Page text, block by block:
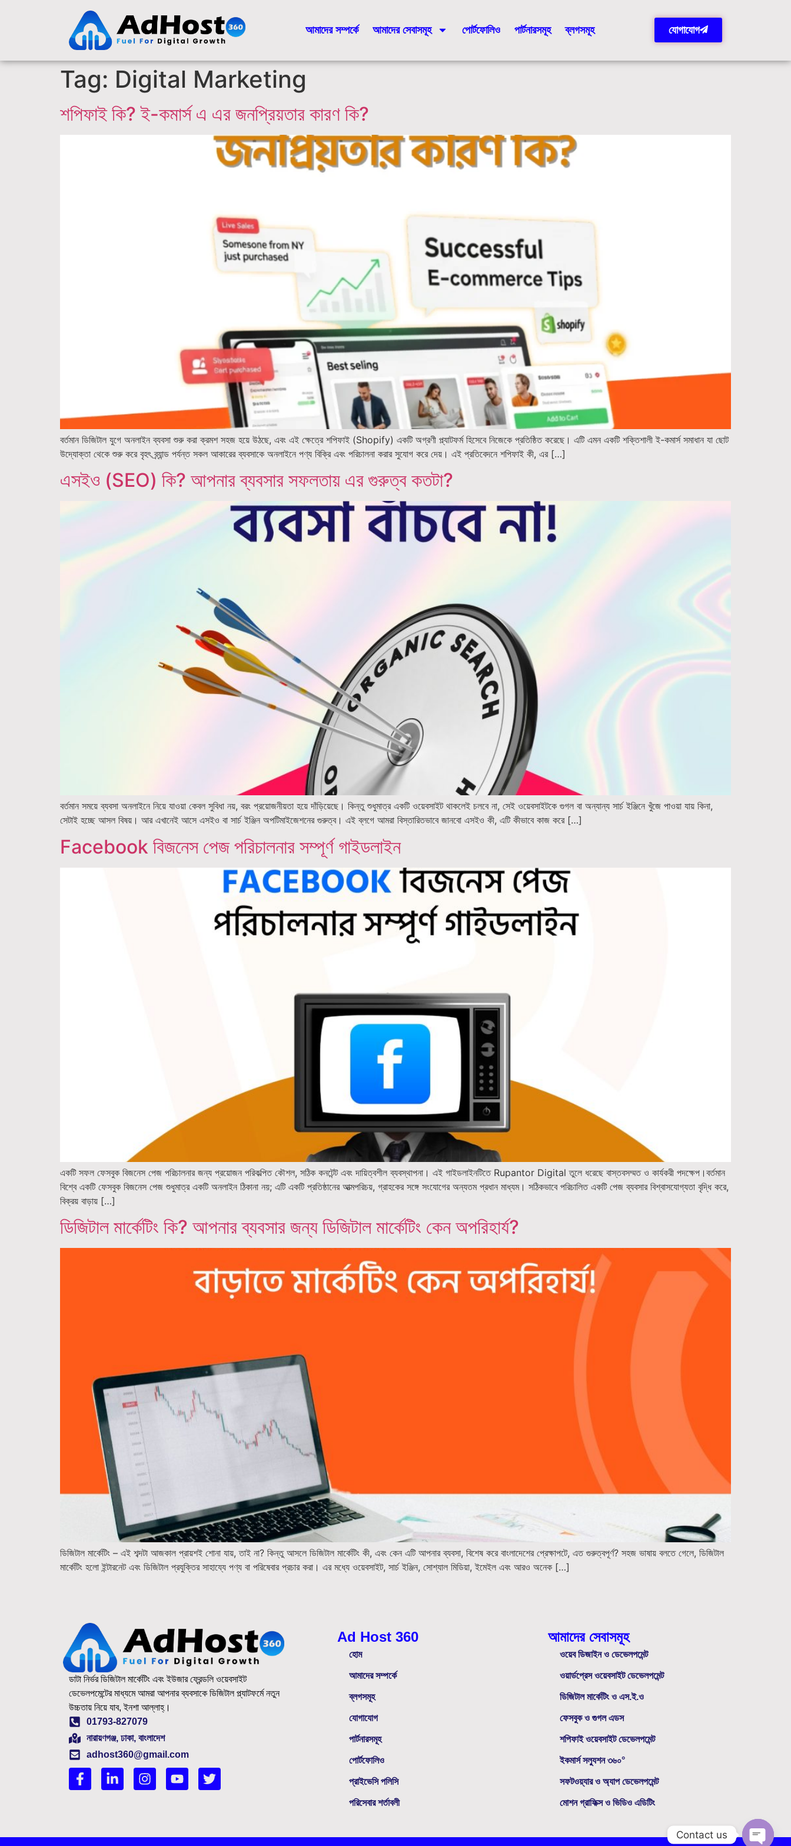
আমাদের সম্পর্কে আমাদের সেবাসমূহ পোর্টফোলিও পার্টনারসমূহ ব্লগসমূহ যোগাযোগ
Tag: Digital Marketing
শপিফাই কি? ই-কমার্স এ এর জনপ্রিয়তার কারণ কি?
বর্তমান ডিজিটাল যুগে অনলাইন ব্যবসা শুরু করা ক্রমশ সহজ হয়ে উঠছে, এবং এই ক্ষেত্রে শপিফাই (Shopify) একটি অগ্রণী প্ল্যাটফর্ম হিসেবে নিজেকে প্রতিষ্ঠিত করেছে। এটি এমন একটি শক্তিশালী ই-কমার্স সমাধান যা ছোট
উদ্যোক্তা থেকে শুরু করে বৃহৎ ব্র্যান্ড পর্যন্ত সকল আকারের ব্যবসাকে অনলাইনে পণ্য বিক্রি এবং পরিচালনা করার সুযোগ করে দেয়। এই প্রতিবেদনে শপিফাই কী, এর […]
এসইও (SEO) কি? আপনার ব্যবসার সফলতায় এর গুরুত্ব কতটা?
বর্তমান সময়ে ব্যবসা অনলাইনে নিয়ে যাওয়া কেবল সুবিধা নয়, বরং প্রয়োজনীয়তা হয়ে দাঁড়িয়েছে। কিন্তু শুধুমাত্র একটি ওয়েবসাইট থাকলেই চলবে না, সেই ওয়েবসাইটকে গুগল বা অন্যান্য সার্চ ইঞ্জিনে খুঁজে পাওয়া যায় কিনা,
সেটাই হচ্ছে আসল বিষয়। আর এখানেই আসে এসইও বা সার্চ ইঞ্জিন অপটিমাইজেশনের গুরুত্ব। এই ব্লগে আমরা বিস্তারিতভাবে জানবো এসইও কী, এটি কীভাবে কাজ করে […]
Facebook বিজনেস পেজ পরিচালনার সম্পূর্ণ গাইডলাইন
একটি সফল ফেসবুক বিজনেস পেজ পরিচালনার জন্য প্রয়োজন পরিকল্পিত কৌশল, সঠিক কনটেন্ট এবং দায়িত্বশীল ব্যবস্থাপনা। এই গাইডলাইনটিতে Rupantor Digital তুলে ধরেছে বাস্তবসম্মত ও কার্যকরী পদক্ষেপ।বর্তমান
বিশ্বে একটি ফেসবুক বিজনেস পেজ শুধুমাত্র একটি অনলাইন ঠিকানা নয়; এটি একটি প্রতিষ্ঠানের আত্মপরিচয়, গ্রাহকের সঙ্গে সংযোগের অন্যতম প্রধান মাধ্যম। সঠিকভাবে পরিচালিত একটি পেজ ব্যবসার বিশ্বাসযোগ্যতা বৃদ্ধি করে,
বিক্রয় বাড়ায় […]
ডিজিটাল মার্কেটিং কি? আপনার ব্যবসার জন্য ডিজিটাল মার্কেটিং কেন অপরিহার্য?
ডিজিটাল মার্কেটিং – এই শব্দটা আজকাল প্রায়শই শোনা যায়, তাই না? কিন্তু আসলে ডিজিটাল মার্কেটিং কী, এবং কেন এটি আপনার ব্যবসা, বিশেষ করে বাংলাদেশের প্রেক্ষাপটে, এত গুরুত্বপূর্ণ? সহজ ভাষায় বলতে গেলে, ডিজিটাল
মার্কেটিং হলো ইন্টারনেট এবং ডিজিটাল প্রযুক্তির সাহায্যে পণ্য বা পরিষেবার প্রচার করা। এর মধ্যে ওয়েবসাইট, সার্চ ইঞ্জিন, সোশ্যাল মিডিয়া, ইমেইল এবং আরও অনেক […]
ডাটা নির্ভর ডিজিটাল মার্কেটিং এবং ইউজার ফ্রেন্ডলি ওয়েবসাইট
ডেভেলপমেন্টের মাধ্যমে আমরা আপনার ব্যবসাকে ডিজিটাল প্ল্যাটফর্মে নতুন
উচ্চতায় নিয়ে যাব, ইনশা আল্লাহ্‌।
01793-827079
নারায়ণগঞ্জ, ঢাকা, বাংলাদেশ
adhost360@gmail.com
Ad Host 360
হোম
আমাদের সম্পর্কে
ব্লগসমূহ
যোগাযোগ
পার্টনারসমূহ
পোর্টফোলিও
প্রাইভেসি পলিসি
পরিসেবার শর্তাবলী
আমাদের সেবাসমূহ
ওয়েব ডিজাইন ও ডেভেলপমেন্ট
ওয়ার্ডপ্রেস ওয়েবসাইট ডেভেলপমেন্ট
ডিজিটাল মার্কেটিং ও এস.ই.ও
ফেসবুক ও গুগল এডস
শপিফাই ওয়েবসাইট ডেভেলপমেন্ট
ইকমার্স সল্যুশন ৩৬০°
সফটওয়্যার ও অ্যাপ ডেভেলপমেন্ট
মোশন গ্রাফিক্স ও ভিডিও এডিটিং
Contact us